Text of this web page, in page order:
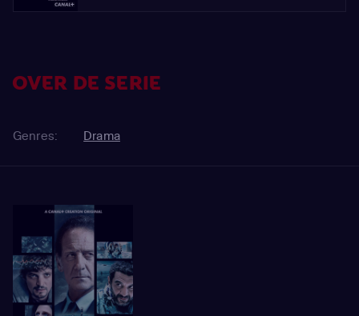
OVER DE SERIE
Genres: Drama